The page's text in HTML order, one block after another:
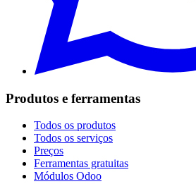
Produtos e ferramentas
Todos os produtos
Todos os serviços
Preços
Ferramentas gratuitas
Módulos Odoo